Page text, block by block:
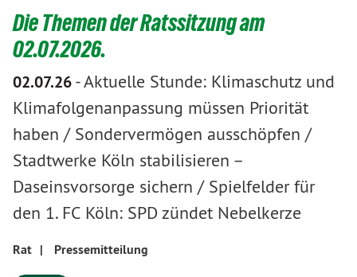
Die Themen der Ratssitzung am
02.07.2026.
02.07.26-Aktuelle Stunde: Klimaschutz und
Klimafolgenanpassung müssen Priorität
haben / Sondervermögen ausschöpfen /
Stadtwerke Köln stabilisieren –
Daseinsvorsorge sichern / Spielfelder für
den 1. FC Köln: SPD zündet Nebelkerze
Rat | Pressemitteilung